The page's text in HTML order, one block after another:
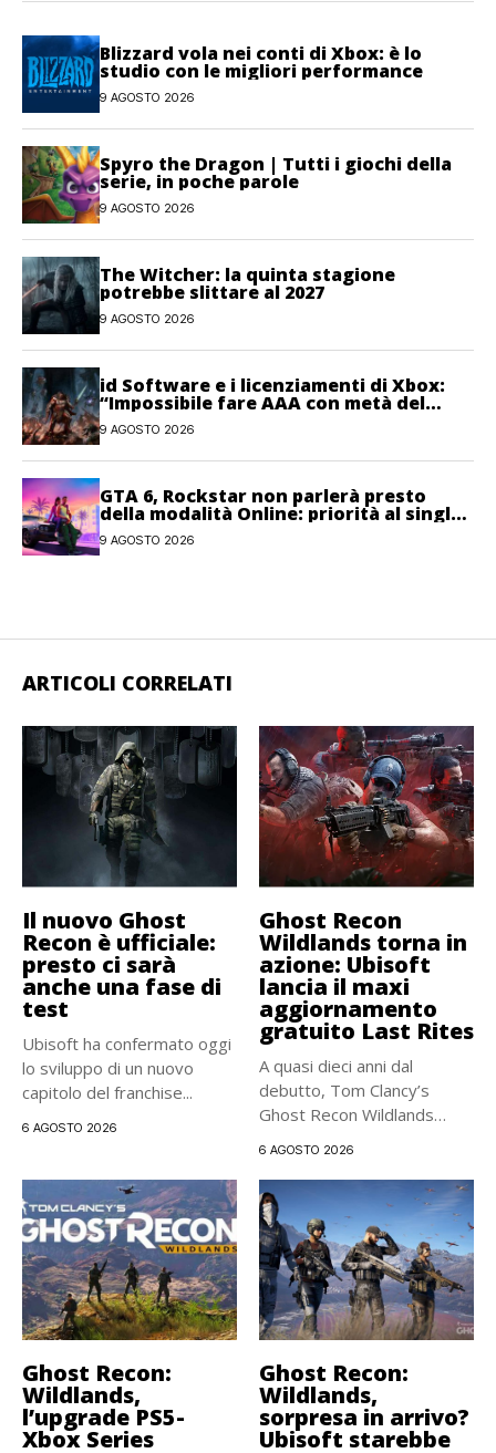
Blizzard vola nei conti di Xbox: è lo
studio con le migliori performance
9 AGOSTO 2026
Spyro the Dragon | Tutti i giochi della
serie, in poche parole
9 AGOSTO 2026
The Witcher: la quinta stagione
potrebbe slittare al 2027
9 AGOSTO 2026
id Software e i licenziamenti di Xbox:
“Impossibile fare AAA con metà del
personale”
9 AGOSTO 2026
GTA 6, Rockstar non parlerà presto
della modalità Online: priorità al single-
player
9 AGOSTO 2026
ARTICOLI CORRELATI
Il nuovo Ghost
Recon è ufficiale:
presto ci sarà
anche una fase di
test
Ubisoft ha confermato oggi
lo sviluppo di un nuovo
capitolo del franchise...
6 AGOSTO 2026
Ghost Recon
Wildlands torna in
azione: Ubisoft
lancia il maxi
aggiornamento
gratuito Last Rites
A quasi dieci anni dal
debutto, Tom Clancy’s
Ghost Recon Wildlands
6 AGOSTO 2026
Ghost Recon:
Wildlands,
l’upgrade PS5-
Xbox Series
Ghost Recon:
Wildlands,
sorpresa in arrivo?
Ubisoft starebbe